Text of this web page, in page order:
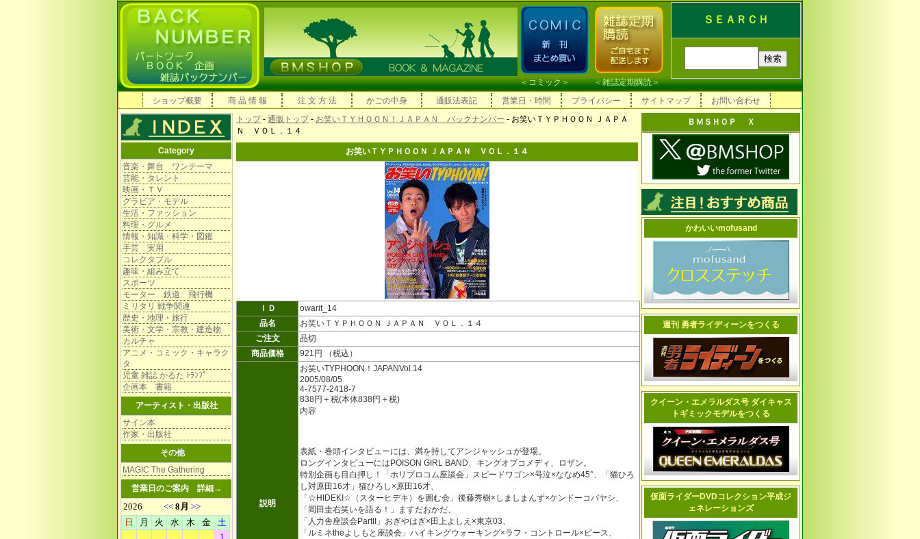
ＳＥＡＲＣＨ
＜コミック＞ ＜雑誌定期購読＞
ショップ概要
商 品 情 報 注 文 方 法 かごの中身 通販法表記 営業日・時間 プライバシー サイトマップ お問い合わせ
Category
音楽・舞台 ワンテーマ
芸能・タレント
映画・ＴＶ
グラビア・モデル
生活・ファッション
料理・グルメ
情報・知識・科学・図鑑
手芸 実用
コレクタブル
趣味・組み立て
スポーツ
モーター 鉄道 飛行機
ミリタリ 戦争関連
歴史・地理・旅行
美術・文学・宗教・建造物
カルチャ
アニメ・コミック・キャラク
タ
児童 雑誌 かるた ﾄﾗﾝﾌﾟ
企画本 書籍
アーティスト・出版社
サイン本
作家・出版社
その他
MAGIC The Gathering
営業日のご案内 詳細→
トップ- 通販トップ- お笑いＴＹＨＯＯＮ！ＪＡＰＡＮ バックナンバー - お笑いＴＹＰＨＯＯＮ ＪＡＰＡ
Ｎ ＶＯＬ．１４
お笑いＴＹＰＨＯＯＮ ＪＡＰＡＮ ＶＯＬ．１４
ＩＤ
owarit_14
品名
お笑いＴＹＰＨＯＯＮ ＪＡＰＡＮ ＶＯＬ．１４
ご注文
品切
商品価格
921円 （税込）
説明
お笑いTYPHOON！JAPANVol.14
2005/08/05
4-7577-2418-7
838円＋税(本体838円＋税)
内容
表紙・巻頭インタビューには、満を持してアンジャッシュが登場。
ロングインタビューにはPOISON GIRL BAND、キングオブコメディ、ロザン。
特別企画も目白押し！「ホリプロコム座談会」スピードワゴン×号泣×ななめ45°、「猫ひろ
し対原田16才」猫ひろし×原田16才、
「☆HIDEKI☆（スターヒデキ）を囲む会」後藤秀樹×しましまんず×ケンドーコバヤシ、
「岡田圭右笑いを語る！」ますだおかだ、
「人力舎座談会PartII」おぎやはぎ×田上よしえ×東京03、
「ルミネtheよしもと座談会」ハイキングウォーキング×ラフ・コントロール×ピース、
ＢＭＳＨＯＰ Ｘ
かわいいmofusand
週刊 勇者ライディーンをつくる
クイーン・エメラルダス号 ダイキャス
トギミックモデルをつくる
仮面ライダーDVDコレクション平成ジ
ェネレーションズ